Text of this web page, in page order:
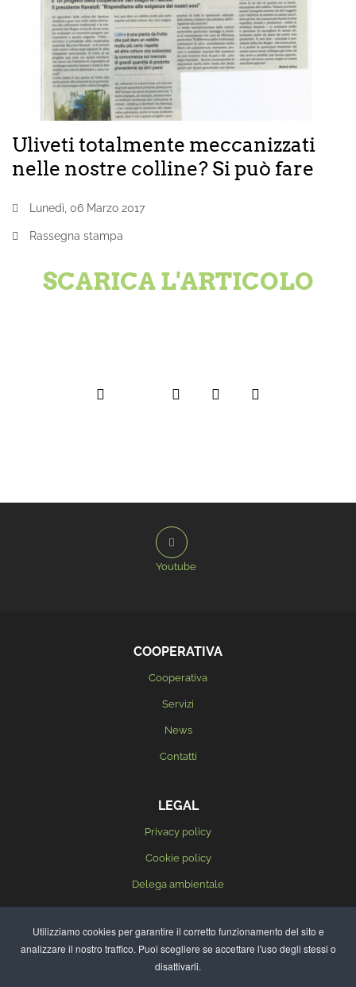
Uliveti totalmente meccanizzati
nelle nostre colline? Si può fare
Lunedì, 06 Marzo 2017
Rassegna stampa
SCARICA L'ARTICOLO
Youtube
COOPERATIVA
Cooperativa
Servizi
News
Contatti
LEGAL
Privacy policy
Cookie policy
Delega ambientale
Delega sicurezza
Utilizziamo cookies per garantire il corretto funzionamento del sito e
analizzare il nostro traffico. Puoi scegliere se accettare l'uso degli stessi o
disattivarli.